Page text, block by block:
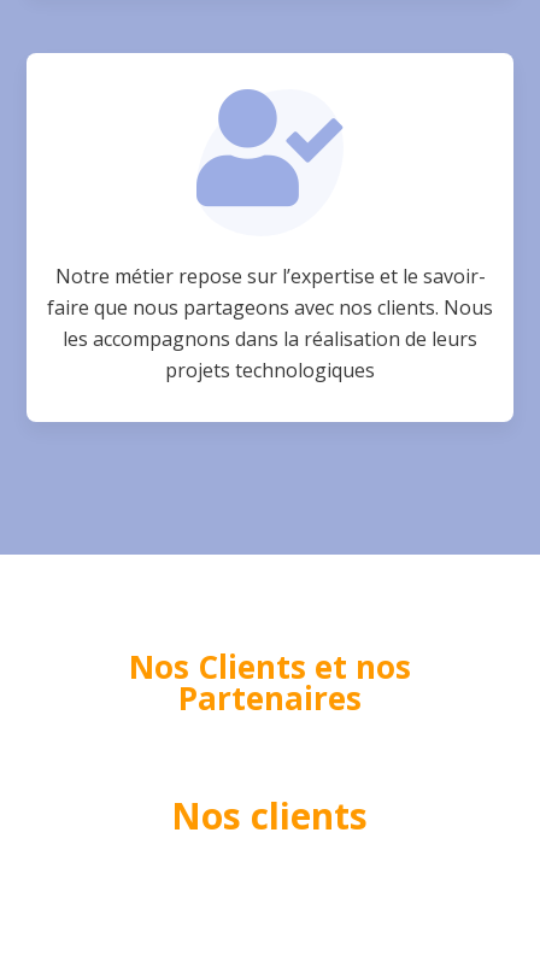

Notre métier repose sur l’expertise et le savoir-
faire que nous partageons avec nos clients. Nous
les accompagnons dans la réalisation de leurs
projets technologiques
Nos Clients et nos
Partenaires
Nos clients